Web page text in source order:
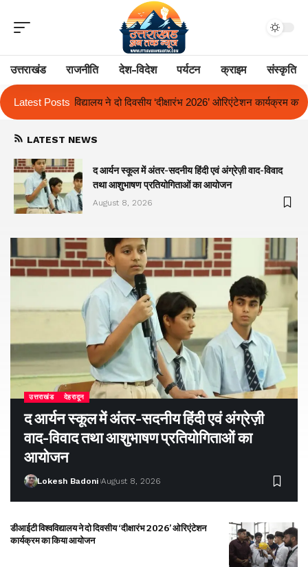
उत्तराखंड राजनीति देश-विदेश पर्यटन क्राइम संस्कृति
Latest Posts
‘दीक्षारंभ 2026’ ओरिएंटेशन कार्यक्रम का किया आयोजन एक साल से लंबित
LATEST NEWS
द आर्यन स्कूल में अंतर-सदनीय हिंदी एवं अंग्रेज़ी वाद-विवाद
तथा आशुभाषण प्रतियोगिताओं का आयोजन
August 8, 2026
उत्तराखंड देहरादून
द आर्यन स्कूल में अंतर-सदनीय हिंदी एवं अंग्रेज़ी
वाद-विवाद तथा आशुभाषण प्रतियोगिताओं का
आयोजन
Lokesh Badoni August 8, 2026
डीआईटी विश्वविद्यालय ने दो दिवसीय ‘दीक्षारंभ 2026’ ओरिएंटेशन
कार्यक्रम का किया आयोजन